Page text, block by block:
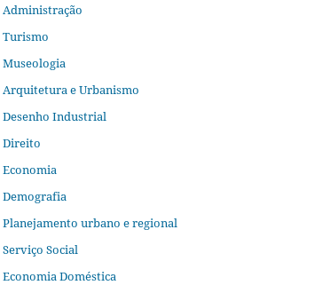
Administração
Turismo
Museologia
Arquitetura e Urbanismo
Desenho Industrial
Direito
Economia
Demografia
Planejamento urbano e regional
Serviço Social
Economia Doméstica